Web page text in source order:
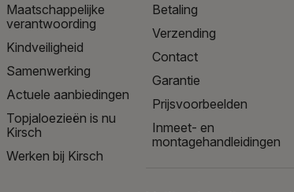
Maatschappelijke
verantwoording
Kindveiligheid
Samenwerking
Actuele aanbiedingen
Topjaloezieën is nu
Kirsch
Werken bij Kirsch
Betaling
Verzending
Contact
Garantie
Prijsvoorbeelden
Inmeet- en
montagehandleidingen